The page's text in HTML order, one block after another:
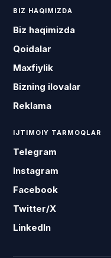
BIZ HAQIMIZDA
Biz haqimizda
Qoidalar
Maxfiylik
Bizning ilovalar
Reklama
IJTIMOIY TARMOQLAR
Telegram
Instagram
Facebook
Twitter/X
LinkedIn